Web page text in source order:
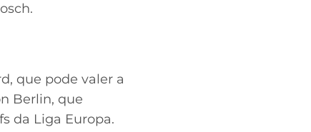
que pode valer a
Berlin, que
da Liga Europa.